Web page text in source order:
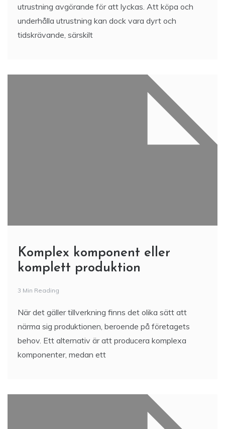
utrustning avgörande för att lyckas. Att köpa och
underhålla utrustning kan dock vara dyrt och
tidskrävande, särskilt
Komplex komponent eller
komplett produktion
3 Min Reading
När det gäller tillverkning finns det olika sätt att
närma sig produktionen, beroende på företagets
behov. Ett alternativ är att producera komplexa
komponenter, medan ett